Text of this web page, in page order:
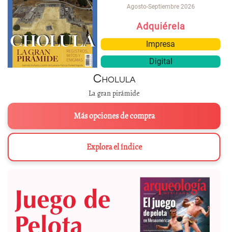
Agosto-Septiembre 2026
Adquiérela
Impresa
Digital
Cholula
La gran pirámide
Más opciones de compra
Explora el índice